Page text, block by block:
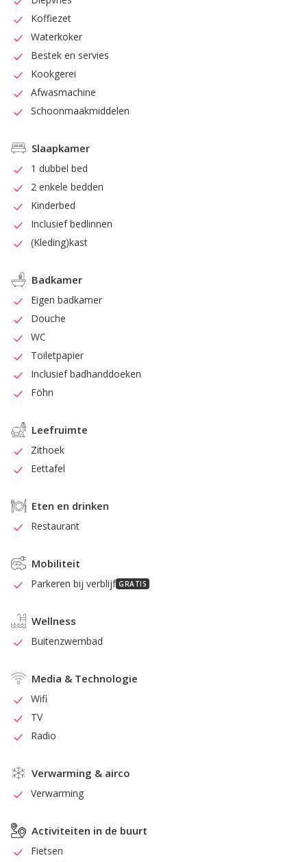
Koffiezet
Waterkoker
Bestek en servies
Kookgerei
Afwasmachine
Schoonmaakmiddelen
Slaapkamer
1 dubbel bed
2 enkele bedden
Kinderbed
Inclusief bedlinnen
(Kleding)kast
Badkamer
Eigen badkamer
Douche
WC
Toiletpapier
Inclusief badhanddoeken
Föhn
Leefruimte
Zithoek
Eettafel
Eten en drinken
Restaurant
Mobiliteit
Parkeren bij verblijf GRATIS
Wellness
Buitenzwembad
Media & Technologie
Wifi
TV
Radio
Verwarming & airco
Verwarming
Activiteiten in de buurt
Fietsen